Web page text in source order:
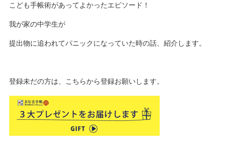
こども手帳術があってよかったエピソード！
我が家の中学生が
提出物に追われてパニックになっていた時の話、紹介します。
登録未だの方は、こちらから登録お願いします。